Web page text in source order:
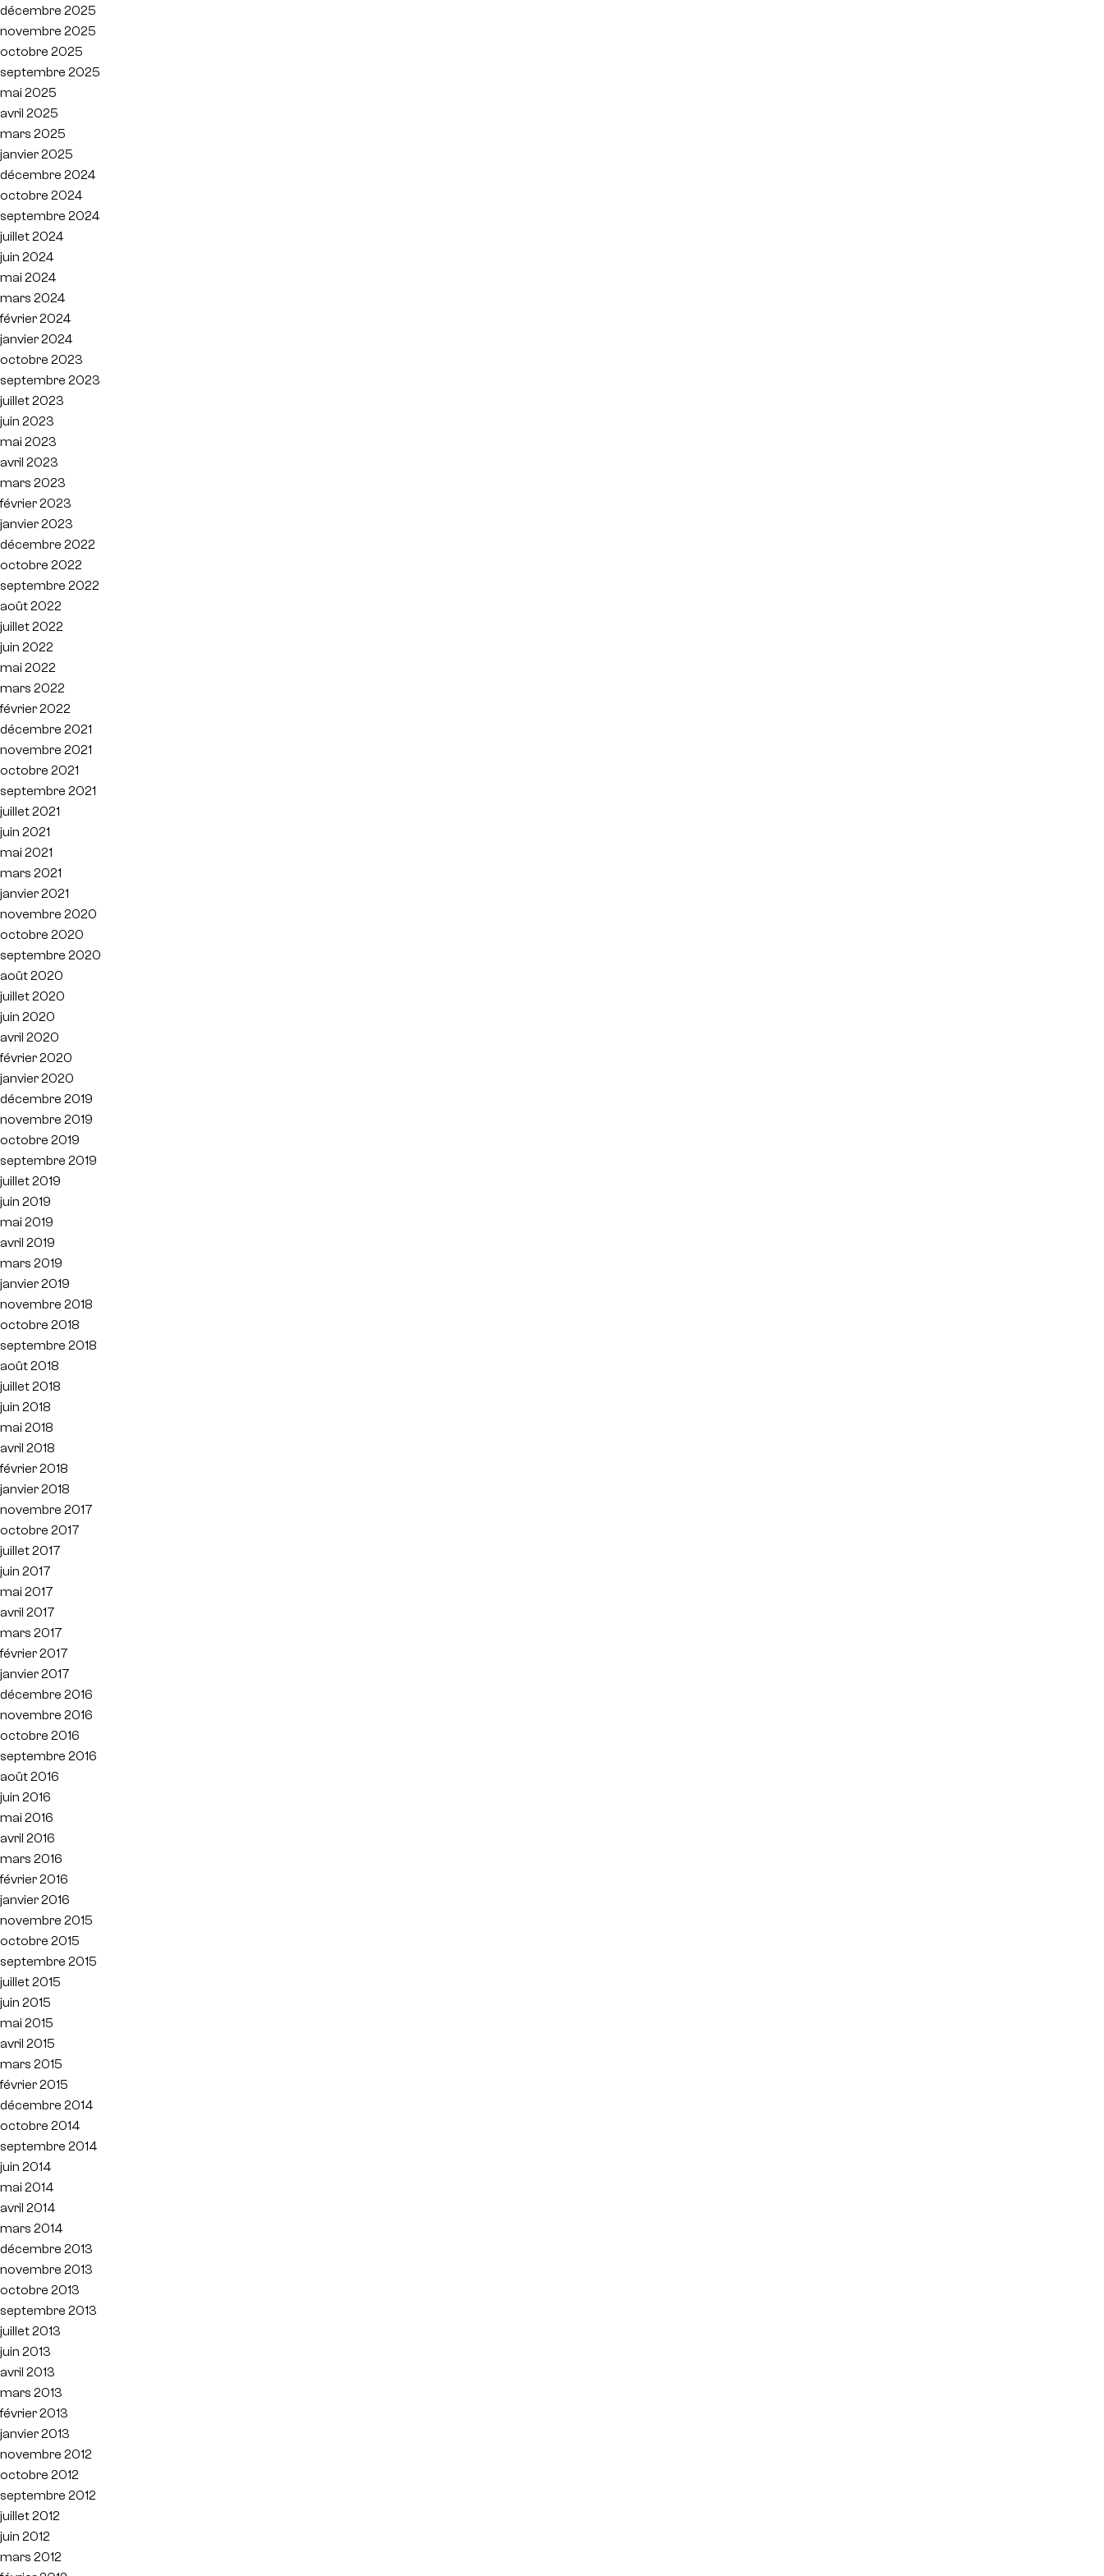
décembre 2025
novembre 2025
octobre 2025
septembre 2025
mai 2025
avril 2025
mars 2025
janvier 2025
décembre 2024
octobre 2024
septembre 2024
juillet 2024
juin 2024
mai 2024
mars 2024
février 2024
janvier 2024
octobre 2023
septembre 2023
juillet 2023
juin 2023
mai 2023
avril 2023
mars 2023
février 2023
janvier 2023
décembre 2022
octobre 2022
septembre 2022
août 2022
juillet 2022
juin 2022
mai 2022
mars 2022
février 2022
décembre 2021
novembre 2021
octobre 2021
septembre 2021
juillet 2021
juin 2021
mai 2021
mars 2021
janvier 2021
novembre 2020
octobre 2020
septembre 2020
août 2020
juillet 2020
juin 2020
avril 2020
février 2020
janvier 2020
décembre 2019
novembre 2019
octobre 2019
septembre 2019
juillet 2019
juin 2019
mai 2019
avril 2019
mars 2019
janvier 2019
novembre 2018
octobre 2018
septembre 2018
août 2018
juillet 2018
juin 2018
mai 2018
avril 2018
février 2018
janvier 2018
novembre 2017
octobre 2017
juillet 2017
juin 2017
mai 2017
avril 2017
mars 2017
février 2017
janvier 2017
décembre 2016
novembre 2016
octobre 2016
septembre 2016
août 2016
juin 2016
mai 2016
avril 2016
mars 2016
février 2016
janvier 2016
novembre 2015
octobre 2015
septembre 2015
juillet 2015
juin 2015
mai 2015
avril 2015
mars 2015
février 2015
décembre 2014
octobre 2014
septembre 2014
juin 2014
mai 2014
avril 2014
mars 2014
décembre 2013
novembre 2013
octobre 2013
septembre 2013
juillet 2013
juin 2013
avril 2013
mars 2013
février 2013
janvier 2013
novembre 2012
octobre 2012
septembre 2012
juillet 2012
juin 2012
mars 2012